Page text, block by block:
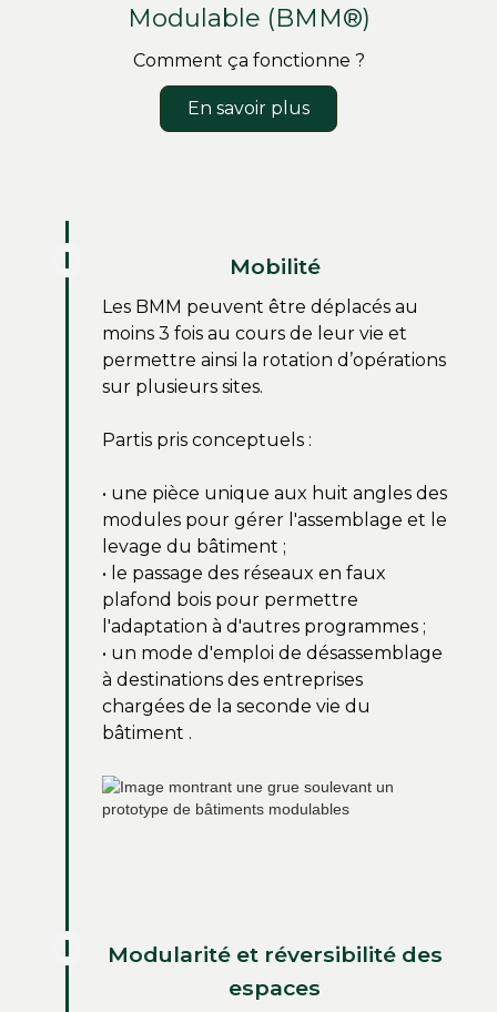
Modulable (BMM®)
Comment ça fonctionne ?
En savoir plus
Mobilité
Les BMM peuvent être déplacés au
moins 3 fois au cours de leur vie et
permettre ainsi la rotation d’opérations
sur plusieurs sites.
Partis pris conceptuels :
• une pièce unique aux huit angles des
modules pour gérer l'assemblage et le
levage du bâtiment ;
• le passage des réseaux en faux
plafond bois pour permettre
l'adaptation à d'autres programmes ;
• un mode d'emploi de désassemblage
à destinations des entreprises
chargées de la seconde vie du
bâtiment .
Modularité et réversibilité des
espaces